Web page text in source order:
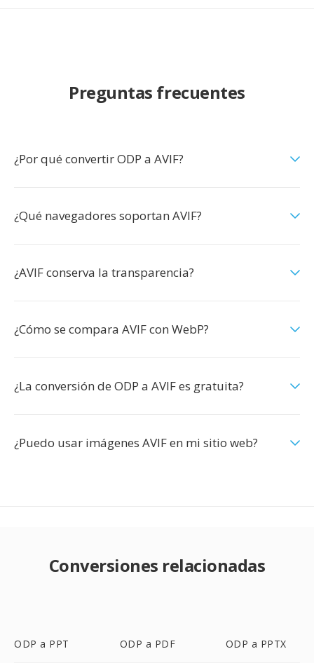
Preguntas frecuentes
¿Por qué convertir ODP a AVIF?
¿Qué navegadores soportan AVIF?
¿AVIF conserva la transparencia?
¿Cómo se compara AVIF con WebP?
¿La conversión de ODP a AVIF es gratuita?
¿Puedo usar imágenes AVIF en mi sitio web?
Conversiones relacionadas
ODP a PPT ODP a PDF ODP a PPTX